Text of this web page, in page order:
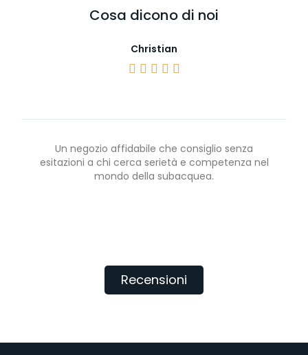
Cosa dicono di noi
Christian
    
Un negozio affidabile che consiglio senza
esitazioni a chi cerca serietà e competenza nel
mondo della subacquea.
Recensioni